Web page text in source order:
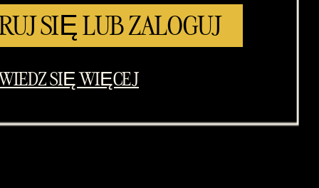
SIĘ LUB ZALOGUJ
SIĘ WIĘCEJ